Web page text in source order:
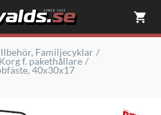
Familjecyklar
f. pakethållare
40x30x17